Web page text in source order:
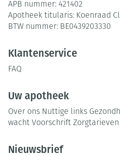
APB nummer: 421402
Apotheek titularis: Koenraad
BTW nummer: BE0439203330
Klantenservice
FAQ
Uw apotheek
Over ons Nuttige links
wacht Voorschrift Zorgtarieven
Nieuwsbrief